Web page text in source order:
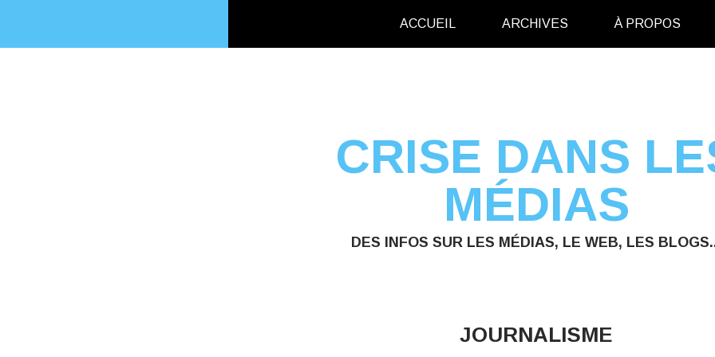
ACCUEIL ARCHIVES À PROPOS
CRISE DANS
MÉDIAS
DES INFOS SUR LES MÉDIAS, LE WEB, LES
JOURNALISME